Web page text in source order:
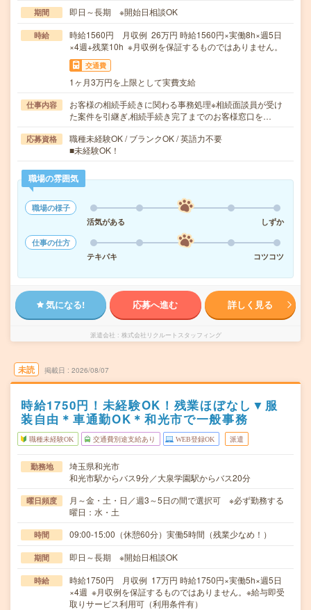
期間 即日～長期 ※開始日相談OK
時給
時給1560円 月収例 26万円 時給1560円×実働8h×週5日
×4週+残業10h ※月収例を保証するものではありません。
交通費
1ヶ月3万円を上限として実費支給
仕事内容
お客様の相続手続きに関わる事務処理※相続面談員が受け
た案件を引継ぎ,相続手続き完了までのお客様窓口を…
応募資格
職種未経験OK / ブランクOK / 英語力不要
■未経験OK！
職場の雰囲気
職場の様子
活気がある
しずか
仕事の仕方
テキパキ
コツコツ
気になる! 応募へ進む 詳しく見る
派遣会社 株式会社リクルートスタッフィング
未読 掲載日 2026/08/07
時給1750円！未経験OK！残業ほぼなし▼服
装自由＊車通勤OK＊和光市で一般事務
職種未経験OK 交通費別途支給あり WEB登録OK 派遣
勤務地
埼玉県和光市
和光市駅からバス9分／大泉学園駅からバス20分
曜日頻度
月～金・土・日／週3～5日の間で選択可 ※必ず勤務する
曜日：水・土
時間 09:00-15:00（休憩60分）実働5時間（残業少なめ！）
期間 即日～長期 ※開始日相談OK
時給
時給1750円 月収例 17万円 時給1750円×実働5h×週5日
×4週 ※月収例を保証するものではありません。※給与即受
取りサービス利用可（利用条件有）